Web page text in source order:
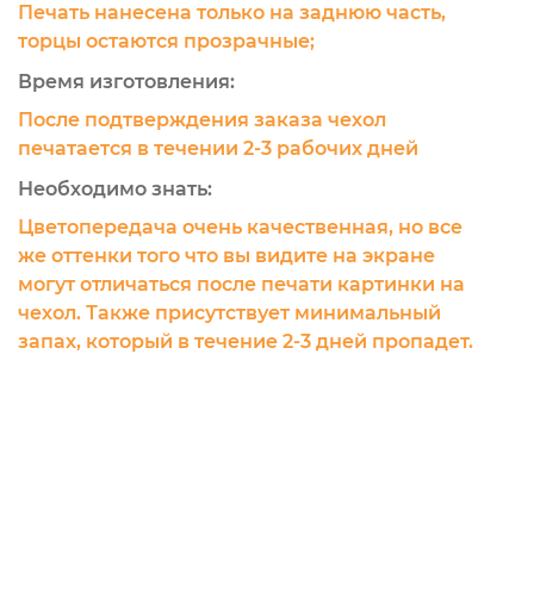
Печать нанесена только на заднюю часть,
торцы остаются прозрачные;
Время изготовления:
После подтверждения заказа чехол
печатается в течении 2-3 рабочих дней
Необходимо знать:
Цветопередача очень качественная, но все
же оттенки того что вы видите на экране
могут отличаться после печати картинки на
чехол. Также присутствует минимальный
запах, который в течение 2-3 дней пропадет.